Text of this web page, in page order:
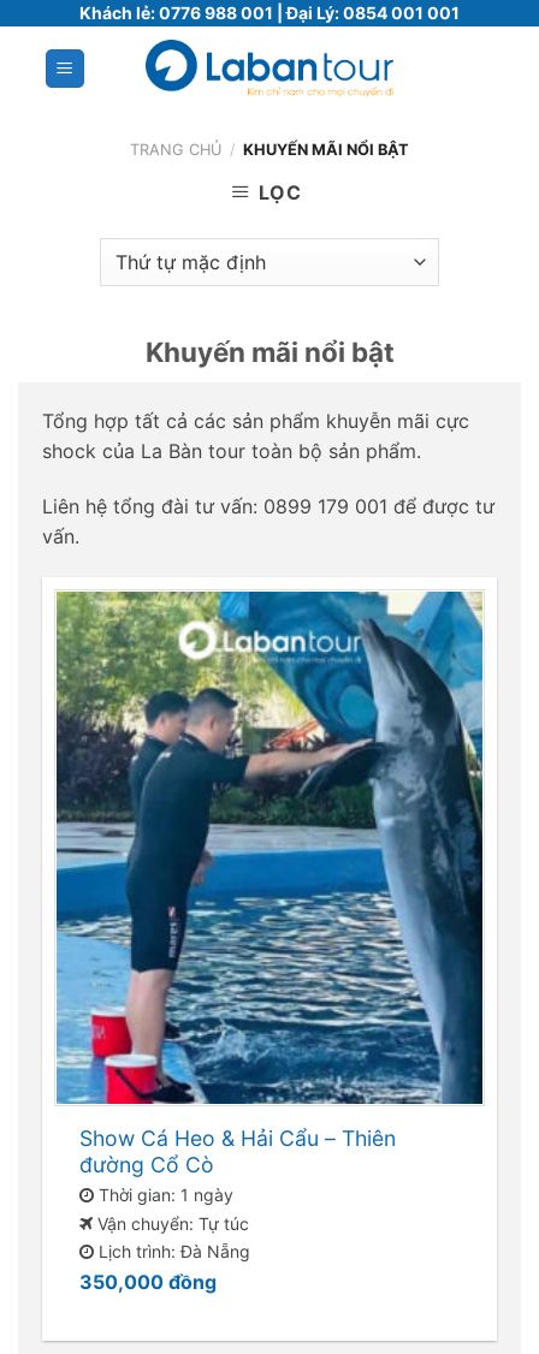
Khách lẻ:0776 988 001 | Đại Lý:0854 001 001
TRANG CHỦ / KHUYẾN MÃI NỔI BẬT
LỌC
Khuyến mãi nổi bật
Tổng hợp tất cả các sản phẩm khuyễn mãi cực
shock của La Bàn tour toàn bộ sản phẩm.
Liên hệ tổng đài tư vấn: 0899 179 001 để được tư
vấn.
Show Cá Heo & Hải Cẩu – Thiên
đường Cổ Cò
Thời gian: 1 ngày
Vận chuyển: Tự túc
Lịch trình: Đà Nẵng
350,000đồng